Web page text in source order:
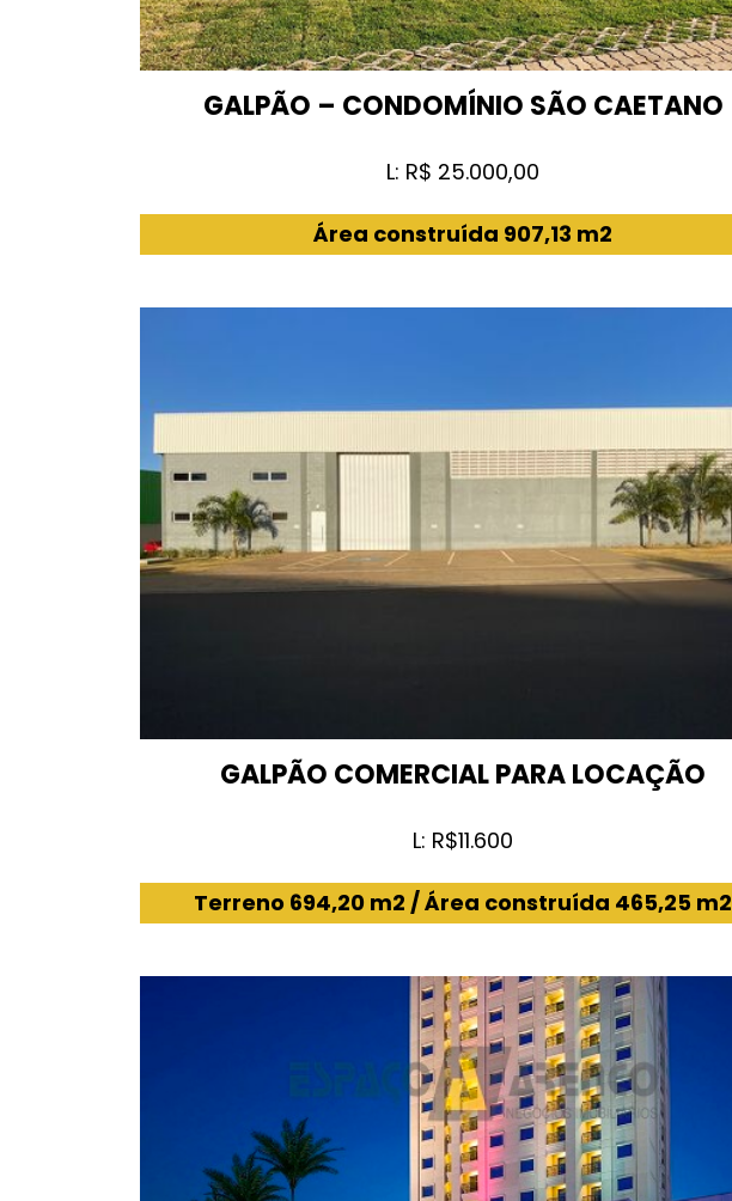
GALPÃO – CONDOMÍNIO SÃO CAETANO
L: R$ 25.000,00
Área construída 907,13 m2
GALPÃO COMERCIAL PARA LOCAÇÃO
L: R$11.600
Terreno 694,20 m2 / Área construída 465,25 m2